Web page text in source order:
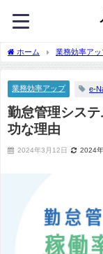
ホーム 業務効率アッ
な理由
業務効率アップ e-
勤怠管理シス
功な理由
2024年3月12日 2024